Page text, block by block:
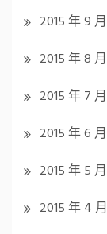
2015 年 9 月
2015 年 8 月
2015 年 7 月
2015 年 6 月
2015 年 5 月
2015 年 4 月